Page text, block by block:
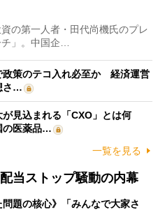
の第一人者・田代尚機氏のプレ
」。中国企…
政策のテコ入れ必至か 経済運営
さ…
見込まれる「CXO」とは何
の医薬品…
一覧を見る
当ストップ騒動の内幕
問題の核心》「みんなで大家さ